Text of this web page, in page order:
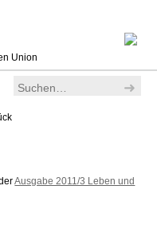
Union
Ausgabe 2011/3 Leben und